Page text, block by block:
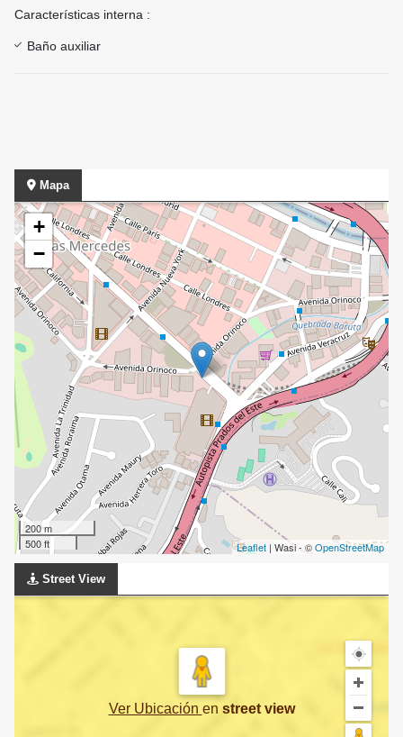
Características interna :
Baño auxiliar
Mapa
+
−
200 m
500 ft
Leaflet | Wasi - ©OpenStreetMap
Street View
Ver Ubicación en street view